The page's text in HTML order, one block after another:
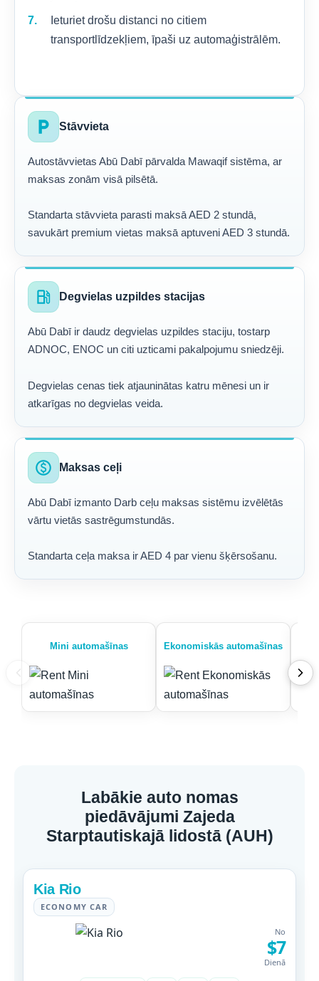
Ieturiet drošu distanci no citiem
transportlīdzekļiem, īpaši uz automaģistrālēm.
local_parking Stāvvieta
Autostāvvietas Abū Dabī pārvalda Mawaqif sistēma, ar
maksas zonām visā pilsētā.
Standarta stāvvieta parasti maksā AED 2 stundā,
savukārt premium vietas maksā aptuveni AED 3 stundā.
local_gas_station Degvielas uzpildes stacijas
Abū Dabī ir daudz degvielas uzpildes staciju, tostarp
ADNOC, ENOC un citi uzticami pakalpojumu sniedzēji.
Degvielas cenas tiek atjauninātas katru mēnesi un ir
atkarīgas no degvielas veida.
paid Maksas ceļi
Abū Dabī izmanto Darb ceļu maksas sistēmu izvēlētās
vārtu vietās sastrēgumstundās.
Standarta ceļa maksa ir AED 4 par vienu šķērsošanu.
Mini automašīnas Ekonomiskās automašīnas
Labākie auto nomas
piedāvājumi Zajeda
Starptautiskajā lidostā (AUH)
Kia Rio
ECONOMY CAR
No
$7
Dienā